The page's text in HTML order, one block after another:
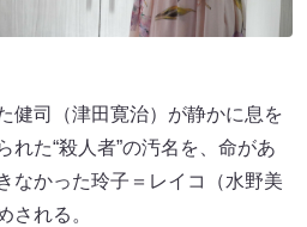
健司（津田寛治）が静かに息を
れた“殺人者”の汚名を、命があ
なかった玲子＝レイコ（水野美
される。